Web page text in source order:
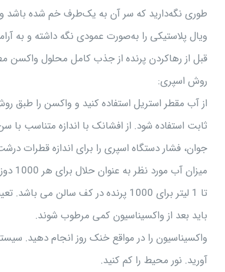
طوری نگه‌دارید که سر آن به یک‌طرف خم شده
ویال پلاستیکی را به‌صورت عمودی نگه داشته و به
قبل از رهاکردن پرنده از جذب کامل محلول واکسن
روش اسپری:
از آب مقطر استریل استفاده کنید و واکسن را
ثابت استفاده شود. از افشانک با اندازه متناسب
جوان، فشار دستگاه اسپری را برای اندازه قطرات
تا 1 لیتر برای 1000 پرنده در کف
باید بعد از واکسیناسیون کمی مرطوب شوند.
واکسیناسیون را در مواقع خنک روز انجام دهید.
آورید. نور محیط را کم کنید.